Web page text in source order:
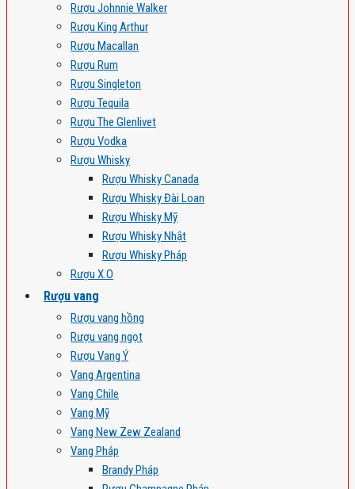
Rượu Johnnie Walker
Rượu King Arthur
Rượu Macallan
Rượu Rum
Rượu Singleton
Rượu Tequila
Rượu The Glenlivet
Rượu Vodka
Rượu Whisky
Rượu Whisky Canada
Rượu Whisky Đài Loan
Rượu Whisky Mỹ
Rượu Whisky Nhật
Rượu Whisky Pháp
Rượu X.O
Rượu vang
Rượu vang hồng
Rượu vang ngọt
Rượu Vang Ý
Vang Argentina
Vang Chile
Vang Mỹ
Vang New Zew Zealand
Vang Pháp
Brandy Pháp